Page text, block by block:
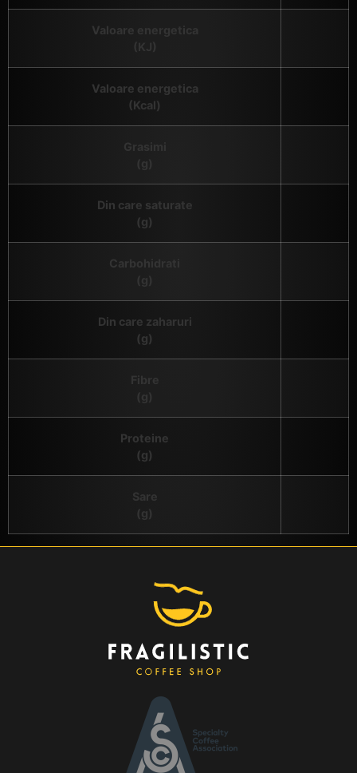
Valoare energetica
Valoare energetica
(Kcal)
Din care saturate
(g)
Carbohidrati
Din care zaharuri
(g)
Proteine
(g)
Sare
(g)